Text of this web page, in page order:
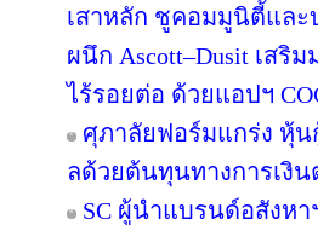
เสาหลัก ชูคอมมูนิตี้และบ
ผนึก Ascott–Dusit เสริ
ไร้รอยต่อ ด้วยแอปฯ
ศุภาลัยฟอร์มแกร่ง หุ้น
ลด้วยต้นทุนทางการเงิ
SC ผู้นำแบรนด์อสังห